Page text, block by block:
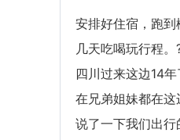
安排好住宿，跑
几天吃喝玩行程
四川过来这边14
在兄弟姐妹都在
说了一下我们出